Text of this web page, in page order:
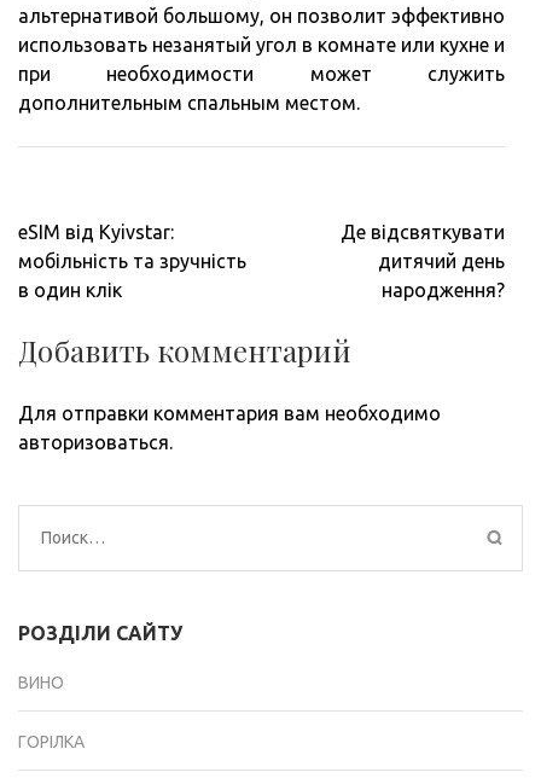
альтернативой большому, он позволит эффективно
использовать незанятый угол в комнате или кухне и
при необходимости может служить
дополнительным спальным местом.
Навигация
по
записям
eSIM від Kyivstar:
мобільність та зручність
в один клік
Де відсвяткувати
дитячий день
народження?
Добавить комментарий
Для отправки комментария вам необходимо
авторизоваться.
Найти:
РОЗДІЛИ САЙТУ
ВИНО
ГОРІЛКА